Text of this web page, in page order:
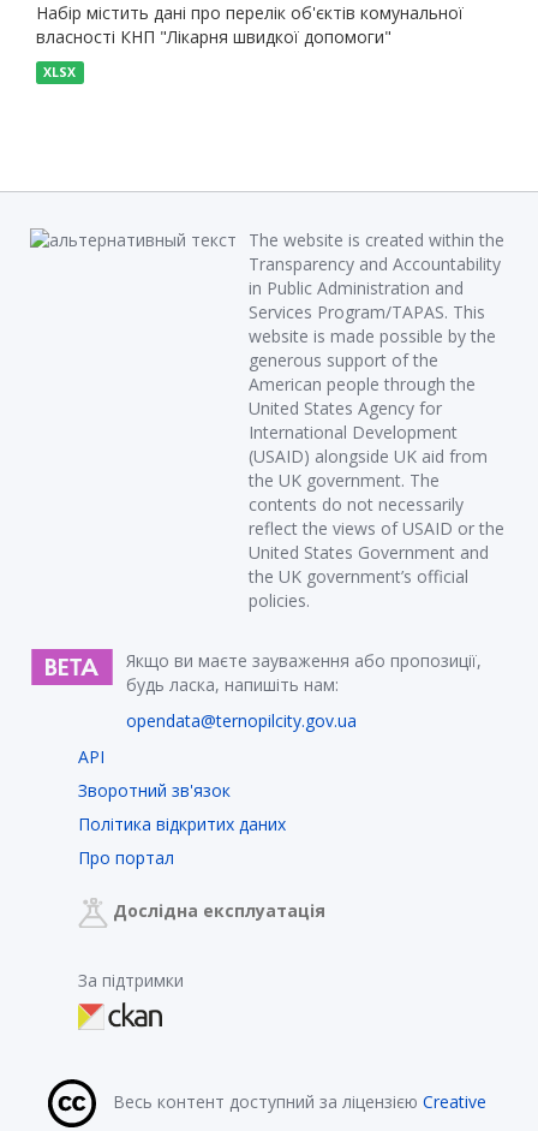
Набір містить дані про перелік об'єктів комунальної
власності КНП "Лікарня швидкої допомоги"
XLSX
The website is created within the
Transparency and Accountability
in Public Administration and
Services Program/TAPAS. This
website is made possible by the
generous support of the
American people through the
United States Agency for
International Development
(USAID) alongside UK aid from
the UK government. The
contents do not necessarily
reflect the views of USAID or the
United States Government and
the UK government’s official
policies.
Якщо ви маєте зауваження або пропозиції,
будь ласка, напишіть нам:
opendata@ternopilcity.gov.ua
API
Зворотний зв'язок
Політика відкритих даних
Про портал
Дослідна експлуатація
За підтримки
Весь контент доступний за ліцензією Creative